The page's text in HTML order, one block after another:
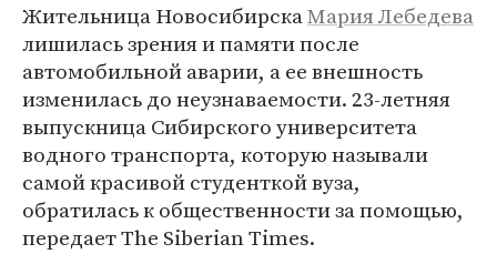
Жительница НовосибирскаМария Лебедева
лишилась зрения и памяти после
автомобильной аварии, а ее внешность
изменилась до неузнаваемости. 23-летняя
выпускница Сибирского университета
водного транспорта, которую называли
самой красивой студенткой вуза,
обратилась к общественности за помощью,
передает The Siberian Times.